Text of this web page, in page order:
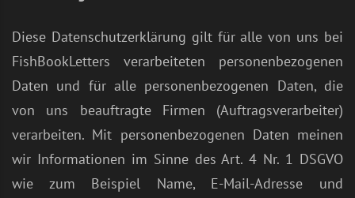
Diese Datenschutzerklärung gilt für alle von uns bei
FishBookLetters verarbeiteten personenbezogenen
Daten und für alle personenbezogenen Daten, die
von uns beauftragte Firmen (Auftragsverarbeiter)
verarbeiten. Mit personenbezogenen Daten meinen
wir Informationen im Sinne des Art. 4 Nr. 1 DSGVO
wie zum Beispiel Name, E-Mail-Adresse und